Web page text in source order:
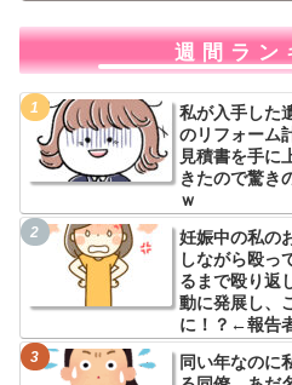
週間ラン
私が入手した
のリフォーム
見積書を手に
きたので驚き
ｗ
妊娠中の私の
しながら殴っ
るまで殴り返
動に発展し、
に！？←報告
同い年なのに